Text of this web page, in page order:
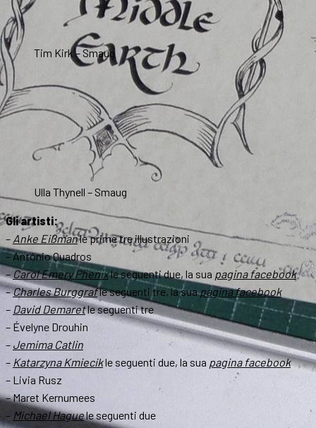
Tim Kirk – Smaug
Ulla Thynell – Smaug
Gli artisti:
– Anke Eißmanle prime tre illustrazioni
– António Quadros
–Carol Emery Phenixle seguenti due, la sua pagina facebook
–Charles Burggrafle seguenti tre, la suapagina facebook
– David Demaretle seguenti tre
– Évelyne Drouhin
– Jemima Catlin
– Katarzyna Kmiecikle seguenti due, la sua pagina facebook
– Livia Rusz
– Maret Kernumees
– Michael Haguele seguenti due